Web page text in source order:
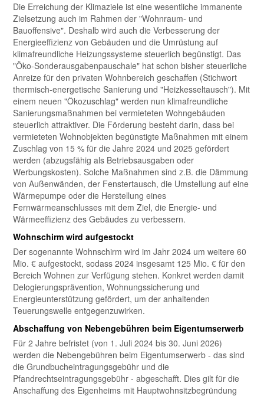
Die Erreichung der Klimaziele ist eine wesentliche immanente
Zielsetzung auch im Rahmen der "Wohnraum- und
Bauoffensive". Deshalb wird auch die Verbesserung der
Energieeffizienz von Gebäuden und die Umrüstung auf
klimafreundliche Heizungssysteme steuerlich begünstigt. Das
"Öko-Sonderausgabenpauschale" hat schon bisher steuerliche
Anreize für den privaten Wohnbereich geschaffen (Stichwort
thermisch-energetische Sanierung und "Heizkesseltausch"). Mit
einem neuen "Ökozuschlag" werden nun klimafreundliche
Sanierungsmaßnahmen bei vermieteten Wohngebäuden
steuerlich attraktiver. Die Förderung besteht darin, dass bei
vermieteten Wohnobjekten begünstigte Maßnahmen mit einem
Zuschlag von 15 % für die Jahre 2024 und 2025 gefördert
werden (abzugsfähig als Betriebsausgaben oder
Werbungskosten). Solche Maßnahmen sind z.B. die Dämmung
von Außenwänden, der Fenstertausch, die Umstellung auf eine
Wärmepumpe oder die Herstellung eines
Fernwärmeanschlusses mit dem Ziel, die Energie- und
Wärmeeffizienz des Gebäudes zu verbessern.
Wohnschirm wird aufgestockt
Der sogenannte Wohnschirm wird im Jahr 2024 um weitere 60
Mio. € aufgestockt, sodass 2024 insgesamt 125 Mio. € für den
Bereich Wohnen zur Verfügung stehen. Konkret werden damit
Delogierungsprävention, Wohnungssicherung und
Energieunterstützung gefördert, um der anhaltenden
Teuerungswelle entgegenzuwirken.
Abschaffung von Nebengebühren beim Eigentumserwerb
Für 2 Jahre befristet (von 1. Juli 2024 bis 30. Juni 2026)
werden die Nebengebühren beim Eigentumserwerb - das sind
die Grundbucheintragungsgebühr und die
Pfandrechtseintragungsgebühr - abgeschafft. Dies gilt für die
Anschaffung des Eigenheims mit Hauptwohnsitzbegründung